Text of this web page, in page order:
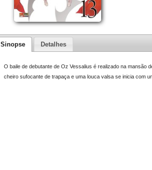
Sinopse Detalhes
O baile de debutante de Oz Vessalius é realizado na mansão
cheiro sufocante de trapaça e uma louca valsa se inicia com